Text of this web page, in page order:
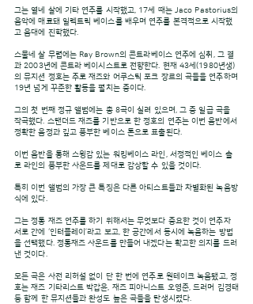
그는 열네 살에 기타 연주를 시작했고, 17세 때는 Jaco Pastorius의
음악에 매료돼 일렉트릭 베이스를 배우며 연주를 본격적으로 시작했
고 음대에 진학했다.
스물네 살 무렵에는 Ray Brown의 콘트라베이스 연주에 심취, 그 결
과 2003년에 콘트라 베이시스트로 전향한다. 현재 43세(1980년생)
의 뮤지션 정호는 주로 재즈와 어쿠스틱 포크 장르의 곡들을 연주하며
19년 넘게 꾸준한 활동을 펼치는 중이다.
그의 첫 번째 정규 앨범에는 총 8곡이 실려 있으며, 그 중 일곱 곡을
작곡했다. 스탠더드 재즈를 기반으로 한 정호의 연주는 이번 음반에서
정확한 음정과 깊고 풍부한 베이스 톤으로 표출된다.
이번 음반을 통해 스윙감 있는 워킹베이스 라인, 서정적인 베이스 솔
로 라인의 풍부한 사운드를 제대로 감상할 수 있을 것이다.
특히 이번 앨범의 가장 큰 특징은 다른 아티스트들과 차별화된 녹음방
식에 있다.
그는 정통 재즈 연주를 하기 위해서는 무엇보다 중요한 것이 연주자
서로 간에 ‘인터플레이’라고 보고, 한 공간에서 동시에 녹음하는 방법
을 선택했다. 정통재즈 사운드를 만들어 내겠다는 확고한 의지를 드러
낸 것이다.
모든 곡은 사전 리허설 없이 단 한 번에 연주로 원테이크 녹음됐고, 정
호는 재즈 기타리스트 박갑윤, 재즈 피아니스트 오영준, 드러머 김경태
등 함께 한 뮤지션들과 완성도 높은 곡들을 탄생시켰다.